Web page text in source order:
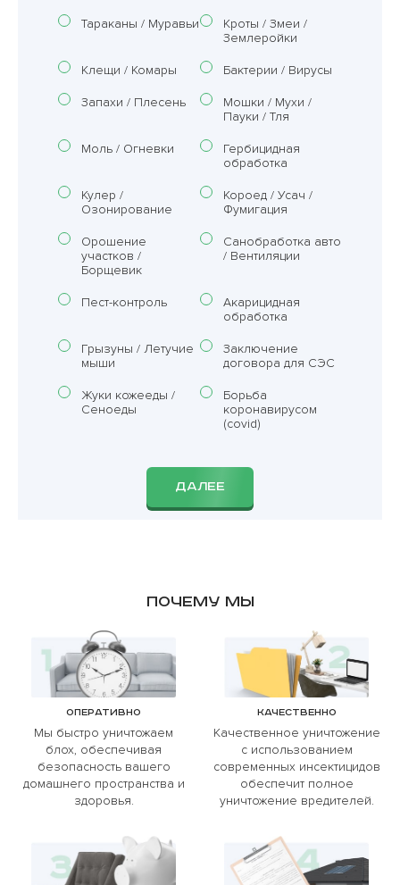
Тараканы / Муравьи
Кроты / Змеи /
Землеройки
Клещи / Комары Бактерии / Вирусы
Запахи / Плесень
Мошки / Мухи /
Пауки / Тля
Моль / Огневки
Гербицидная
обработка
Кулер /
Озонирование
Короед / Усач /
Фумигация
Орошение
участков /
Борщевик
Санобработка авто
/ Вентиляции
Пест-контроль
Акарицидная
обработка
Грызуны / Летучие
мыши
Заключение
договора для СЭС
Жуки кожееды /
Сеноеды
Борьба
коронавирусом
(covid)
ДАЛЕЕ
Почему мы
Оперативно
Мы быстро уничтожаем
блох, обеспечивая
безопасность вашего
домашнего пространства и
здоровья.
Качественно
Качественное уничтожение
с использованием
современных инсектицидов
обеспечит полное
уничтожение вредителей.